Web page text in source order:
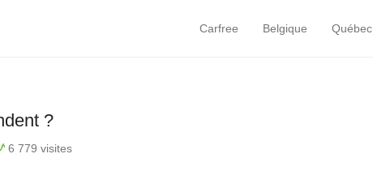
Primary Menu
Skip to content
Carfree Belgique Québec
?
6 779 visites